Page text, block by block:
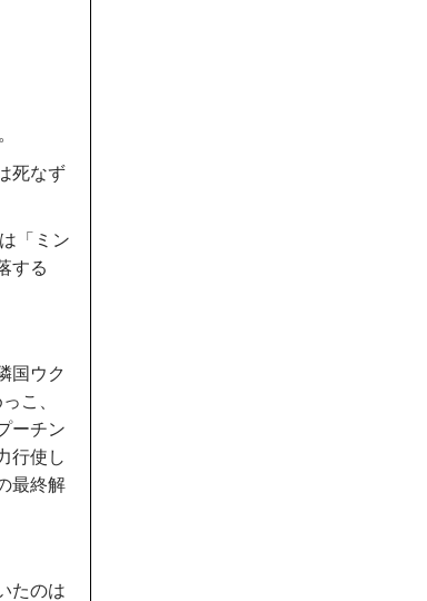
死なず
「ミン
する
国ウク
こ、
ーチン
行使し
最終解
たのは